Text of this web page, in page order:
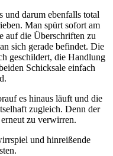
und darum ebenfalls total
Man spürt sofort am
auf die Überschriften zu
sich gerade befindet. Die
geschildert, die Handlung
Schicksale einfach
es hinaus läuft und die
zugleich. Denn der
zu verwirren.
und hinreißende